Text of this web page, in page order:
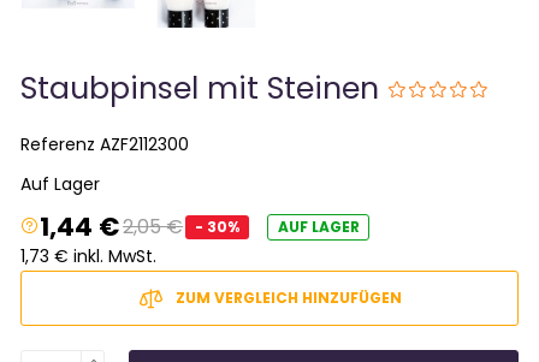
Staubpinsel mit Steinen
ReferenzAZF2112300
Auf Lager
1,44 €2,05 € - 30% AUF LAGER
1,73 € inkl. MwSt.
ZUM VERGLEICH HINZUFÜGEN